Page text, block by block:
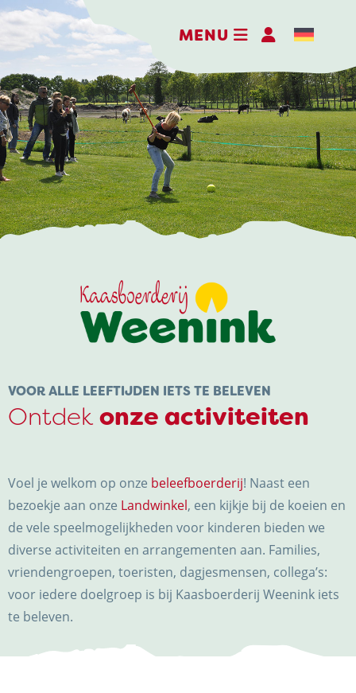
MENU
DE BELEEFBOERDERIJ
DE KAASMAKERIJ
DE STOKERIJ
LANDWINKEL
KERSTPAKKETTEN
NIEUWS & ACTUALITEITEN
CONTACT
Kaasboerderij Weenink
Eimersweg 3
7137 HG Lievelde
VOOR ALLE LEEFTIJDEN IETS TE BELEVEN
Ontdek onze activiteiten
Voel je welkom op onze beleefboerderij! Naast een
bezoekje aan onze Landwinkel, een kijkje bij de koeien en
de vele speelmogelijkheden voor kinderen bieden we
diverse activiteiten en arrangementen aan. Families,
vriendengroepen, toeristen, dagjesmensen, collega’s:
voor iedere doelgroep is bij Kaasboerderij Weenink iets
te beleven.